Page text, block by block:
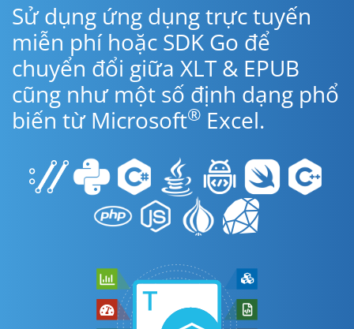
Sử dụng ứng dụng trực tuyến
miễn phí hoặc SDK Go để
chuyển đổi giữa XLT & EPUB
cũng như một số định dạng phổ
biến từ Microsoft® Excel.